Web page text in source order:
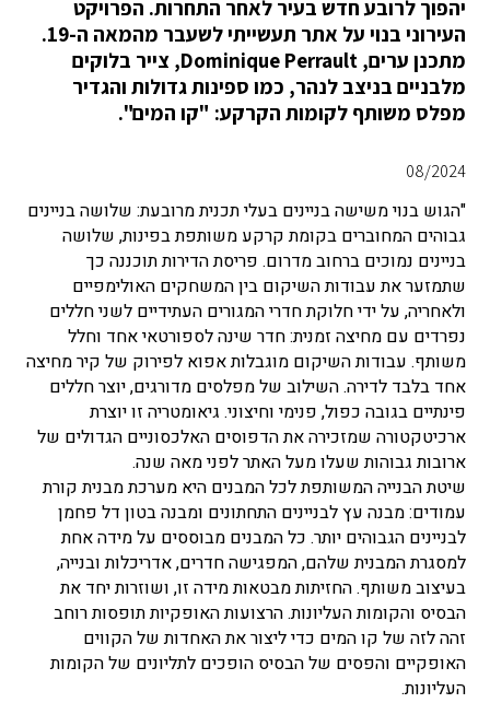
יהפוך לרובע חדש בעיר לאחר התחרות. הפרויקט
העירוני בנוי על אתר תעשייתי לשעבר מהמאה ה-19.
מתכנן ערים, Dominique Perrault, צייר בלוקים
מלבניים בניצב לנהר, כמו ספינות גדולות והגדיר
מפלס משותף לקומות הקרקע: "קו המים".
08/2024
"הגוש בנוי משישה בניינים בעלי תכנית מרובעת: שלושה בניינים
גבוהים המחוברים בקומת קרקע משותפת בפינות, שלושה
בניינים נמוכים ברחוב מדרום. פריסת הדירות תוכננה כך
שתמזער את עבודות השיקום בין המשחקים האולימפיים
ולאחריה, על ידי חלוקת חדרי המגורים העתידיים לשני חללים
נפרדים עם מחיצה זמנית: חדר שינה לספורטאי אחד וחלל
משותף. עבודות השיקום מוגבלות אפוא לפירוק של קיר מחיצה
אחד בלבד לדירה. השילוב של מפלסים מדורגים, יוצר חללים
פינתיים בגובה כפול, פנימי וחיצוני. גיאומטריה זו יוצרת
ארכיטקטורה שמזכירה את הדפוסים האלכסוניים הגדולים של
ארובות גבוהות שעלו מעל האתר לפני מאה שנה.
שיטת הבנייה המשותפת לכל המבנים היא מערכת מבנית קורת
עמודים: מבנה עץ לבניינים התחתונים ומבנה בטון דל פחמן
לבניינים הגבוהים יותר. כל המבנים מבוססים על מידה אחת
למסגרת המבנית שלהם, המפגישה חדרים, אדריכלות ובנייה,
בעיצוב משותף. החזיתות מבטאות מידה זו, ושוזרות יחד את
הבסיס והקומות העליונות. הרצועות האופקיות תופסות רוחב
זהה לזה של קו המים כדי ליצור את האחדות של הקווים
האופקיים והפסים של הבסיס הופכים לתליונים של הקומות
העליונות.